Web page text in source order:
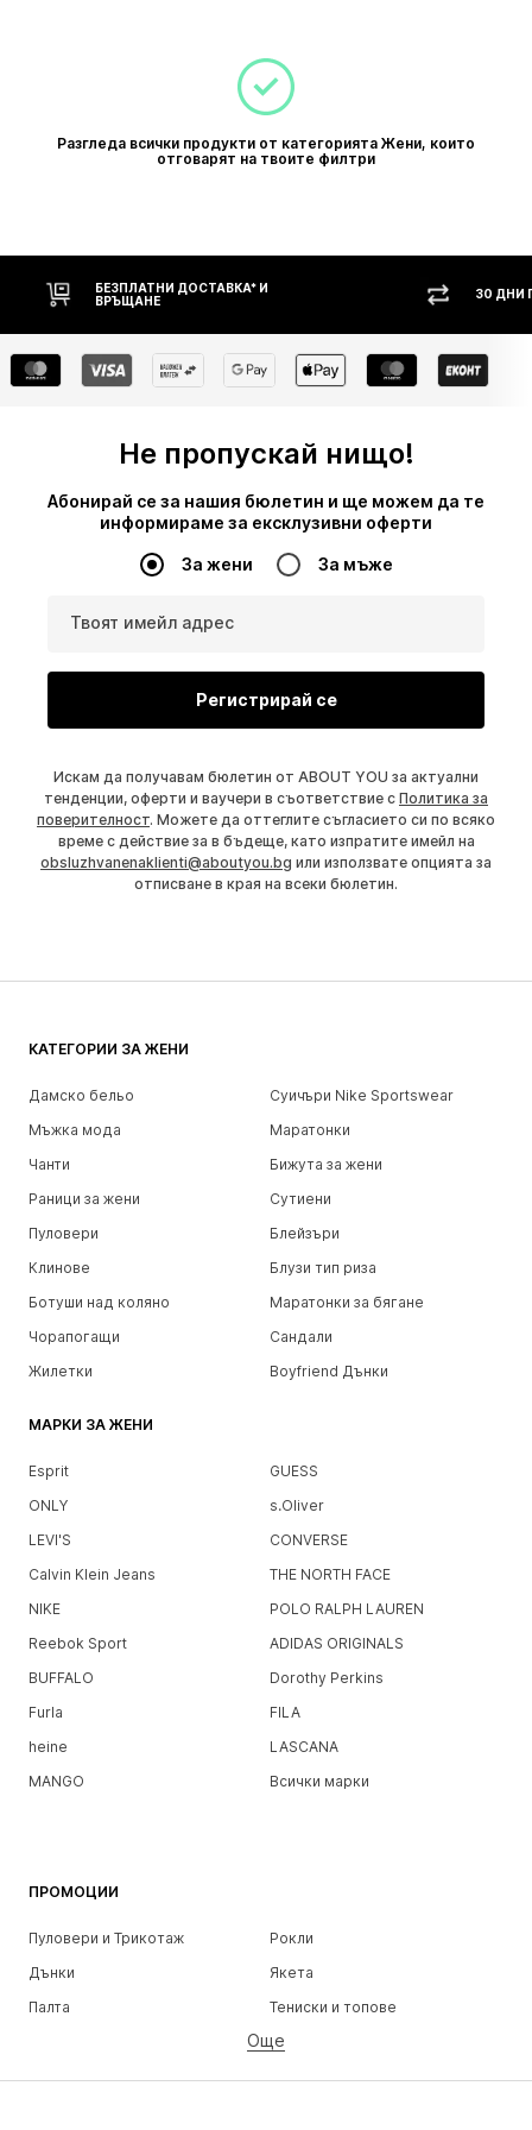
Разгледа всички продукти от категорията Жени, които
отговарят на твоите филтри
БЕЗПЛАТНИ ДОСТАВКА* И
ВРЪЩАНЕ
30 ДНИ
Не пропускай нищо!
Абонирай се за нашия бюлетин и ще можем да те
информираме за ексклузивни оферти
За жени За мъже
Твоят имейл адрес
Регистрирай се
Искам да получавам бюлетин от ABOUT YOU за актуални
тенденции, оферти и ваучери в съответствие с Политика за
поверителност. Можете да оттеглите съгласието си по всяко
време с действие за в бъдеще, като изпратите имейл на
obsluzhvanenaklienti@aboutyou.bg или използвате опцията за
отписване в края на всеки бюлетин.
КАТЕГОРИИ ЗА ЖЕНИ
Дамско бельо
Суичъри Nike Sportswear
Мъжка мода
Маратонки
Чанти
Бижута за жени
Раници за жени
Сутиени
Пуловери
Блейзъри
Клинове
Блузи тип риза
Ботуши над коляно
Маратонки за бягане
Чорапогащи
Сандали
Жилетки
Boyfriend Дънки
МАРКИ ЗА ЖЕНИ
Esprit
GUESS
ONLY
s.Oliver
LEVI'S
CONVERSE
Calvin Klein Jeans
THE NORTH FACE
NIKE
POLO RALPH LAUREN
Reebok Sport
ADIDAS ORIGINALS
BUFFALO
Dorothy Perkins
Furla
FILA
heine
LASCANA
MANGO
Всички марки
ПРОМОЦИИ
Пуловери и Трикотаж
Рокли
Дънки
Якета
Палта
Тениски и топове
Бельо
Още